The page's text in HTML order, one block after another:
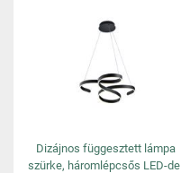
Dizájnos függesztett lámpa
szürke, háromlépcsős LED-del